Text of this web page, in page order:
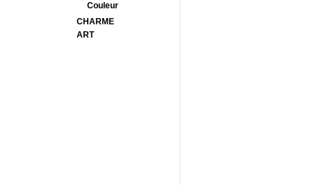
Couleur
CHARME
ART